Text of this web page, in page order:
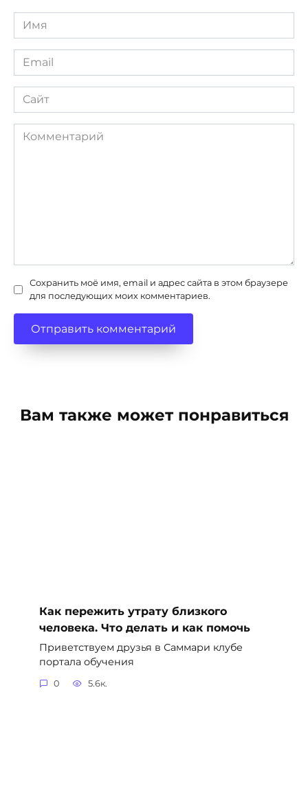
Имя
*
Email
*
Сайт
Комментарий
Сохранить моё имя, email и адрес сайта в этом браузере
для последующих моих комментариев.
Вам также может понравиться
Как пережить утрату близкого
человека. Что делать и как помочь
Приветствуем друзья в Саммари клубе
портала обучения
0 5.6к.